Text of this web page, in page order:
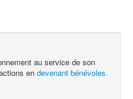
au service de son
en devenant bénévoles.